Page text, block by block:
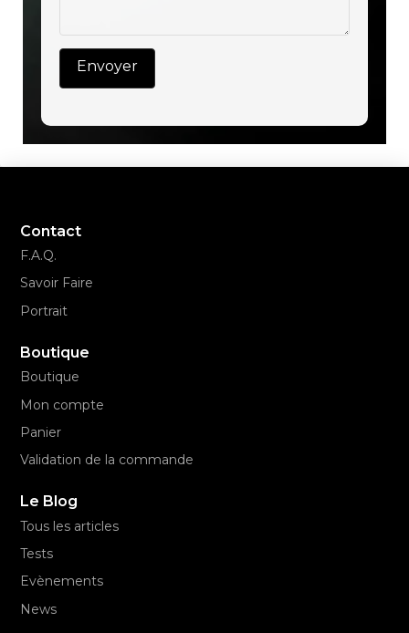
Contact
F.A.Q.
Savoir Faire
Portrait
Boutique
Boutique
Mon compte
Panier
Validation de la commande
Le Blog
Tous les articles
Tests
Evènements
News